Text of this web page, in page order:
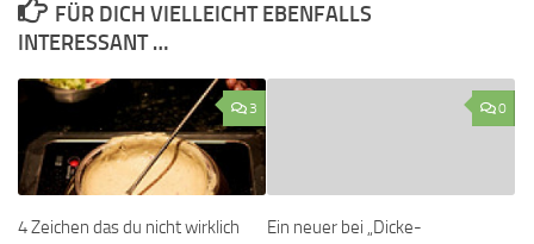
FÜR DICH VIELLEICHT EBENFALLS
INTERESSANT …
3
4 Zeichen das du nicht wirklich
0
Ein neuer bei „Dicke-